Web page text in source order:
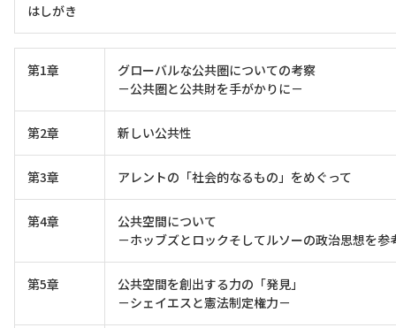
はしがき
第1章
グローバルな公共圏についての考察
－公共圏と公共財を手がかりに－
第2章 新しい公共性
第3章 アレントの「社会的なるもの」をめぐって
第4章
公共空間について
－ホッブズとロックそしてルソーの政治思想を参
第5章
公共空間を創出する力の「発見」
－シェイエスと憲法制定権力－